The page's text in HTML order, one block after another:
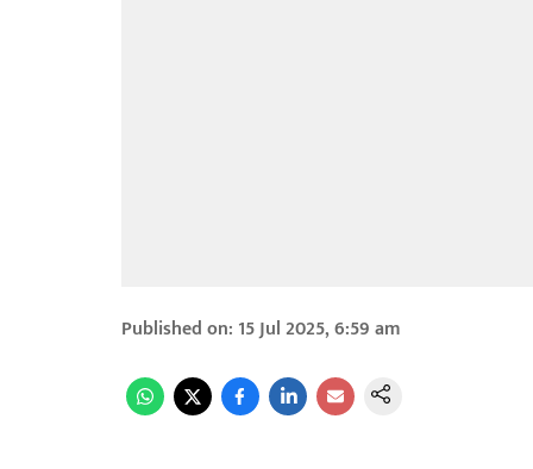
Published on: 15 Jul 2025, 6:59 am